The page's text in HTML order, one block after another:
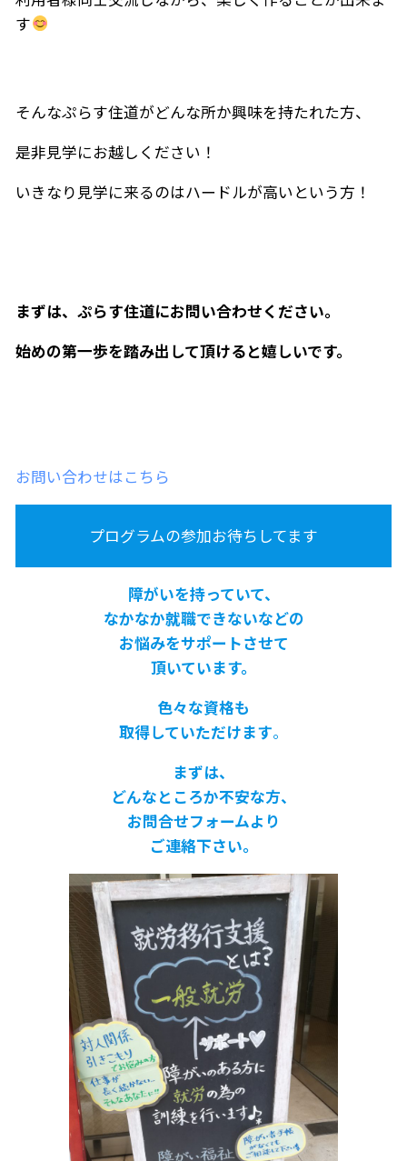
す
そんなぷらす住道がどんな所か興味を持たれた方、
是非見学にお越しください！
いきなり見学に来るのはハードルが高いという方！
まずは、ぷらす住道にお問い合わせください。
始めの第一歩を踏み出して頂けると嬉しいです。
お問い合わせはこちら
プログラムの参加お待ちしてます
障がいを持っていて、
なかなか就職できないなどの
お悩みをサポートさせて
頂いています。
色々な資格も
取得していただけます。
まずは、
どんなところか不安な方、
お問合せフォームより
ご連絡下さい。